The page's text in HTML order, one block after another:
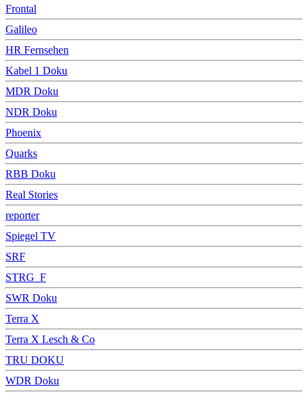
Frontal
Galileo
HR Fernsehen
Kabel 1 Doku
MDR Doku
NDR Doku
Phoenix
Quarks
RBB Doku
Real Stories
reporter
Spiegel TV
SRF
STRG_F
SWR Doku
Terra X
Terra X Lesch & Co
TRU DOKU
WDR Doku